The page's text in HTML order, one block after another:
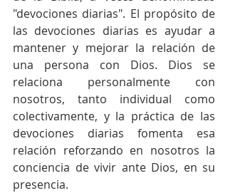
"devociones diarias". El propósito de
las devociones diarias es ayudar a
mantener y mejorar la relación de
una persona con Dios. Dios se
relaciona personalmente con
nosotros, tanto individual como
colectivamente, y la práctica de las
devociones diarias fomenta esa
relación reforzando en nosotros la
conciencia de vivir ante Dios, en su
presencia.